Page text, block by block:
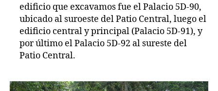
edificio que excavamos fue el Palacio 5D-90,
ubicado al suroeste del Patio Central, luego el
edificio central y principal (Palacio 5D-91), y
por último el Palacio 5D-92 al sureste del
Patio Central.